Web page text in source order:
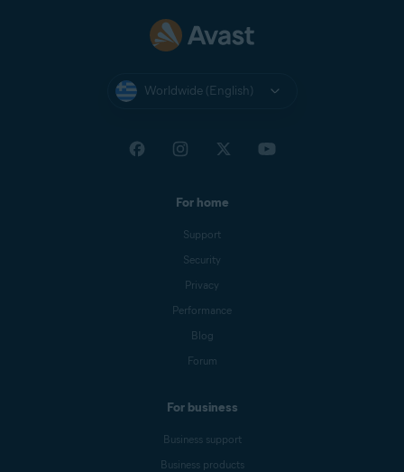
Worldwide (English)
For home
Support
Security
Privacy
Performance
Blog
Forum
For business
Business support
Business products